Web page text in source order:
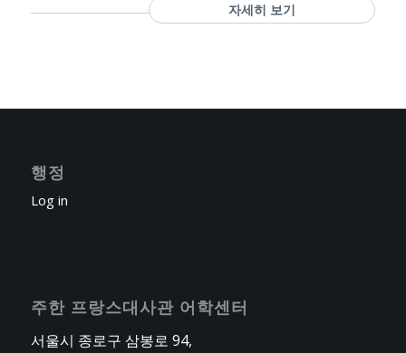
자세히 보기
행정
Log in
주한 프랑스대사관 어학센터
서울시 종로구 삼봉로 94,